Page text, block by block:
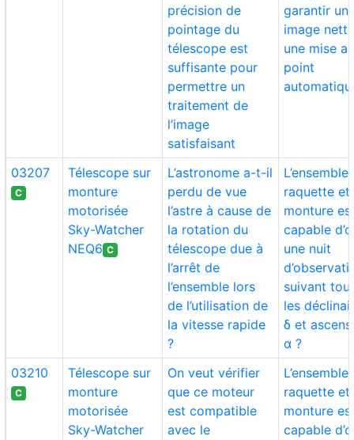
précision de
pointage du
télescope est
suffisante pour
permettre un
traitement de
l’image
satisfaisant
garantir
image
une mise
point
03207
C
Télescope sur
monture
motorisée
Sky-Watcher
NEQ6 C
L’astronome a-t-il
perdu de vue
l’astre à cause de
la rotation du
télescope due à
l’arrêt de
l’ensemble lors
de l’utilisation de
la vitesse rapide
?
L’ensemble
raquette et
monture
capable
une nuit
suivant
les
δ et
α ?
03210
C
Télescope sur
monture
motorisée
Sky-Watcher
On veut vérifier
que ce moteur
est compatible
avec le
L’ensemble
raquette et
monture
capable